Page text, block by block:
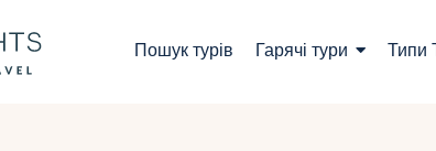
Пошук турів Гарячі тури Типи